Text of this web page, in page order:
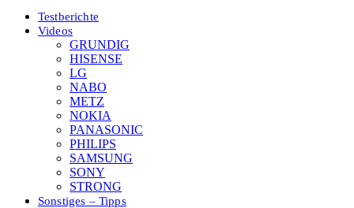
Testberichte
Videos
GRUNDIG
HISENSE
LG
NABO
METZ
NOKIA
PANASONIC
PHILIPS
SAMSUNG
SONY
STRONG
Sonstiges – Tipps